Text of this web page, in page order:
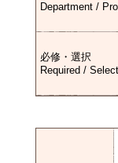
Department /
必修・選択
Required /